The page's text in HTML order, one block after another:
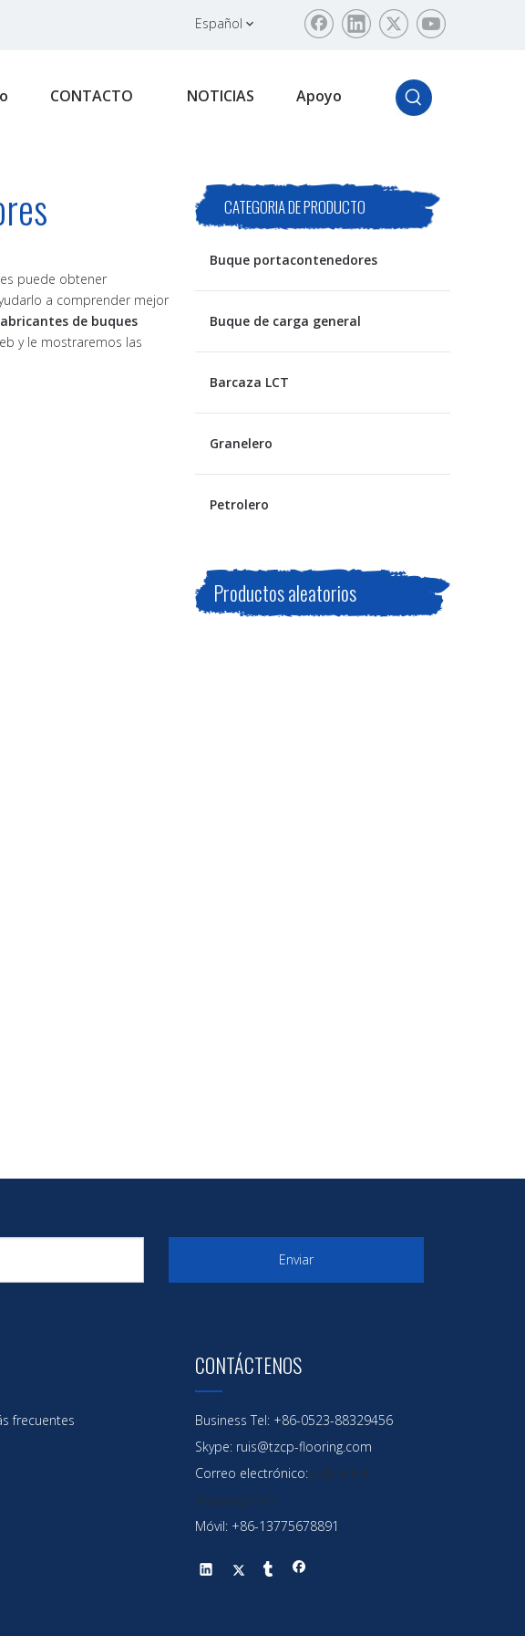
Español
CONTACTO NOTICIAS Apoyo
puede obtener
a comprender mejor
de buques
y le mostraremos las
CATEGORIA DE PRODUCTO
Buque portacontenedores
Buque de carga general
Barcaza LCT
Granelero
Petrolero
Productos aleatorios
Enviar
frecuentes
CONTÁCTENOS
Business Tel: +86-0523-88329456
Skype: ruis@tzcp-flooring.com
Correo electrónico:yu@qinhai-
shipping.com
Móvil: +86-13775678891